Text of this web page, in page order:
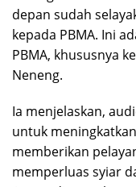
depan sudah
kepada PBMA. Ini
PBMA, khususnya
Neneng.
Ia menjelaskan,
untuk
memberikan
memperluas syiar